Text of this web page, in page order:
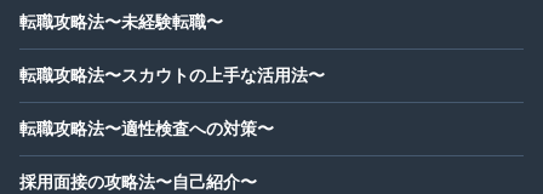
転職攻略法〜未経験転職〜
転職攻略法〜スカウトの上手な活用法〜
転職攻略法〜適性検査への対策〜
採用面接の攻略法〜自己紹介〜